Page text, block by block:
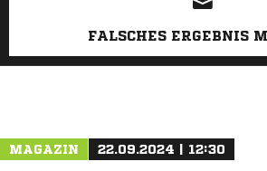
FALSCHES ERGEBNIS
MAGAZIN 22.09.2024 | 12:30